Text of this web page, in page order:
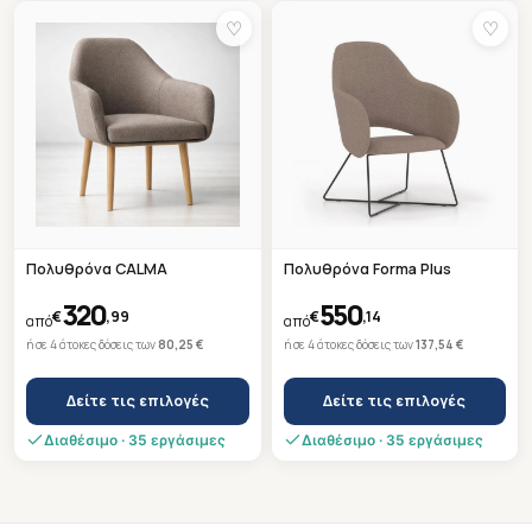
multiple
variants.
options
chosen
the
page
multiple
variants.
options
on
product
page
♡
Πολυθρόνα CALMA
από€320,99
ή σε 4 άτοκες δόσεις των80,25 €
Δείτε τις επιλογές
This
multiple
Διαθέσιμο · 35 εργάσιμες
♡
Πολυθρόνα Forma Plus
από€550,14
ή σε 4 άτοκες δόσεις των137,54 €
Δείτε τις επιλογές
ThisΔιαθέσιμο · 35 εργάσιμες